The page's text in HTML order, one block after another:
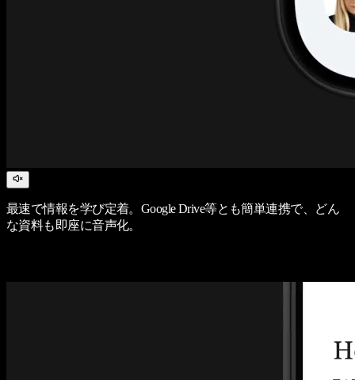
最速で情報を学び定着。Google Drive等とも簡単連携で、どん
な資料も即座に音声化。